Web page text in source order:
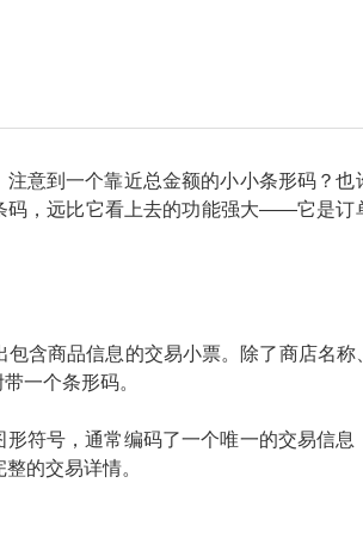
意到一个靠近总金额的小小条形码？
码，远比它看上去的功能强大——它是订
包含商品信息的交易小票。除了商店名称
一个条形码。
符号，通常编码了一个唯一的交易信
的交易详情。